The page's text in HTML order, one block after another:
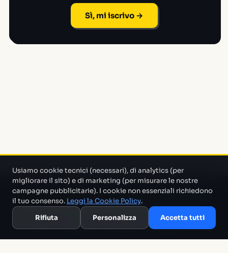
Sì, mi iscrivo →
Un progetto di Marco Monty Montemagno
che cerca in mezzo al casino e ti porta solo quello che serve.
Glossario
Usiamo cookie tecnici (necessari), di analytics (per
migliorare il sito) e di marketing (per misurare le nostre
campagne pubblicitarie). I cookie non essenziali richiedono
il tuo consenso. Leggi la Cookie Policy.
Rifiuta
Personalizza Accetta tutti